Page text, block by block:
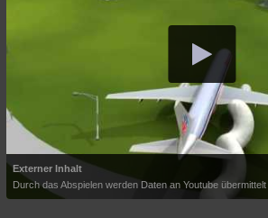
Externer Inhalt
Durch das Abspielen werden Daten an Youtube